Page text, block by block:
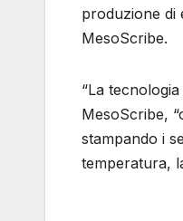
produzione di
MesoScribe.
“La
MesoScribe,
stampando i
temperatura,